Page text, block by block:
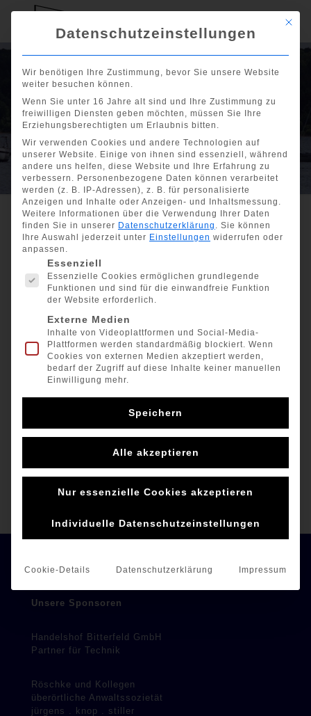
Wikinger-Regatta
in Berlin am 07.
und 08. Oktober
2023
Show all
Wikinger-Regatta in Berlin
am 07. und 08. Oktober
2023
Jan und Jannik nahmen an der Wikinger-Regatta in
Berlin teil. Es waren 21 Boote am Start. Jan belegte
Unsere Sponsoren
Handelshof Bitterfeld GmbH
Partner für Technik
Röschke und Kollegen
überörtliche Anwaltssozietät
jürgens . knop . stiller
Mit
Datenschutzeinstellungen
Wir benötigen Ihre Zustimmung, bevor Sie unsere Website
weiter besuchen können.
Wenn Sie unter 16 Jahre alt sind und Ihre Zustimmung zu
freiwilligen Diensten geben möchten, müssen Sie Ihre
Erziehungsberechtigten um Erlaubnis bitten.
Wir verwenden Cookies und andere Technologien auf
unserer Website. Einige von ihnen sind essenziell, während
andere uns helfen, diese Website und Ihre Erfahrung zu
verbessern. Personenbezogene Daten können verarbeitet
werden (z. B. IP-Adressen), z. B. für personalisierte
Anzeigen und Inhalte oder Anzeigen- und Inhaltsmessung.
Weitere Informationen über die Verwendung Ihrer Daten
finden Sie in unserer Datenschutzerklärung . Sie können
Ihre Auswahl jederzeit unter Einstellungen widerrufen oder
anpassen.
Es folgt eine Liste der Service-Gruppen, für die eine
Essenziell
Essenzielle Cookies ermöglichen grundlegende
Funktionen und sind für die einwandfreie Funktion
der Website erforderlich.
Externe Medien
Inhalte von Videoplattformen und Social-Media-
Plattformen werden standardmäßig blockiert. Wenn
Cookies von externen Medien akzeptiert werden,
bedarf der Zugriff auf diese Inhalte keiner manuellen
Einwilligung mehr.
Speichern
Alle akzeptieren
Nur essenzielle Cookies akzeptieren
Individuelle Datenschutzeinstellungen
Cookie-Details Datenschutzerklärung Impressum